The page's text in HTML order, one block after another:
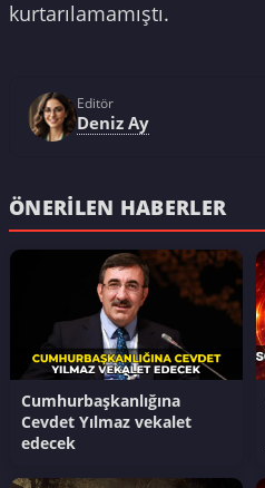
kurtarılamamıştı.
Editör
Deniz Ay
ÖNERILEN HABERLER
Cumhurbaşkanlığına
Cevdet Yılmaz vekalet
edecek